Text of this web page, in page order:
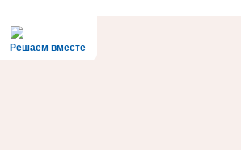
Решаем вместе